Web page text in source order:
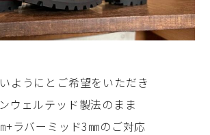
ようにとご希望をいただき
ウェルテッド製法のまま
+ラバーミッド3㎜のご対応